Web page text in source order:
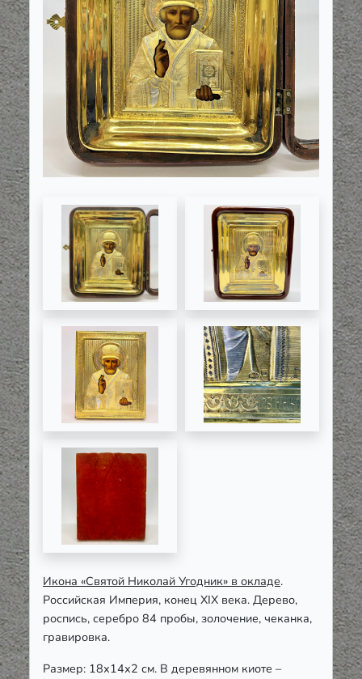
Икона «Святой Николай Угодник» в окладе.
Российская Империя, конец XIX века. Дерево,
роспись, серебро 84 пробы, золочение, чеканка,
гравировка.
Размер: 18х14х2 см. В деревянном киоте –